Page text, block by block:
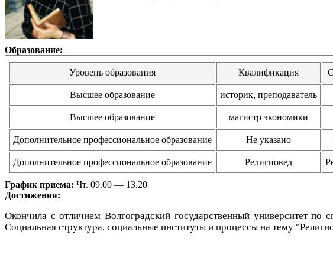
Образование:
Уровень образования Квалификация
Высшее образование историк, преподаватель
Высшее образование магистр экономики
Дополнительное профессиональное образование Не указано
Дополнительное профессиональное образование Религиовед
График приема: Чт. 09.00 — 13.20
Достижения:
Окончила с отличием Волгоградский государственный университет
Социальная структура, социальные институты и процессы на тему